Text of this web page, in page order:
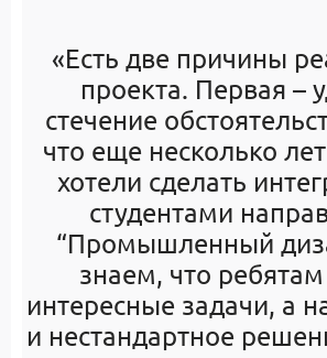
«Есть две причины
проекта. Первая –
стечение
что еще несколько
хотели сделать
студентами
“Промышленный
знаем, что
интересные задачи, а
и нестандартное